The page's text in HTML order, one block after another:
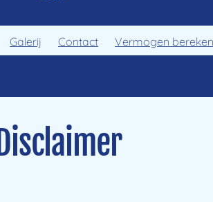
Galerij Contact Vermogen
Disclaimer